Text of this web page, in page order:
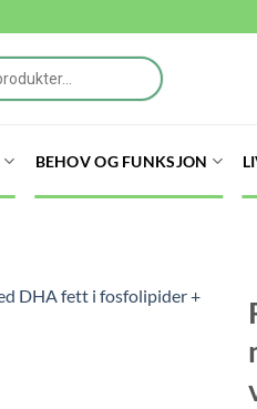
BEHOV OG FUNKSJON